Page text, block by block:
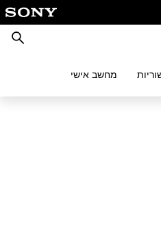
חיפוש
מחשב אישי